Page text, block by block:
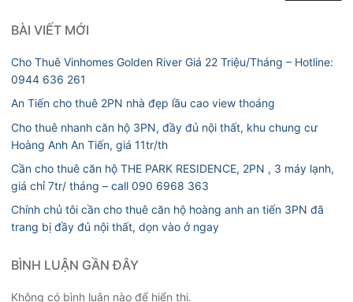
BÀI VIẾT MỚI
Cho Thuê Vinhomes Golden River Giá 22 Triệu/Tháng – Hotline:
0944 636 261
An Tiến cho thuê 2PN nhà đẹp lầu cao view thoáng
Cho thuê nhanh căn hộ 3PN, đầy đủ nội thất, khu chung cư
Hoàng Anh An Tiến, giá 11tr/th
Cần cho thuê căn hộ THE PARK RESIDENCE, 2PN , 3 máy lạnh,
giá chỉ 7tr/ tháng – call 090 6968 363
Chính chủ tôi cần cho thuê căn hộ hoàng anh an tiến 3PN đã
trang bị đầy đủ nội thất, dọn vào ở ngay
BÌNH LUẬN GẦN ĐÂY
Không có bình luận nào để hiển thị.